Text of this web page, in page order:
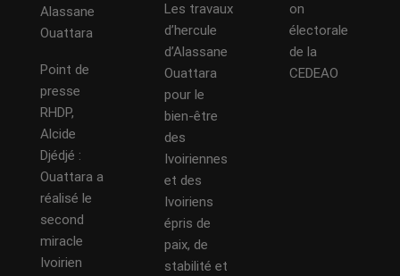
Alassane
Ouattara
Point de
presse
RHDP,
Alcide
Djédjé :
Ouattara a
réalisé le
second
miracle
Ivoirien
Les travaux
d’hercule
d’Alassane
Ouattara
pour le
bien-être
des
Ivoiriennes
et des
Ivoiriens
épris de
paix, de
stabilité et
on
électorale
de la
CEDEAO